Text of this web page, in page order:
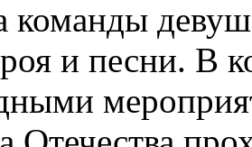
команды
и песни. В